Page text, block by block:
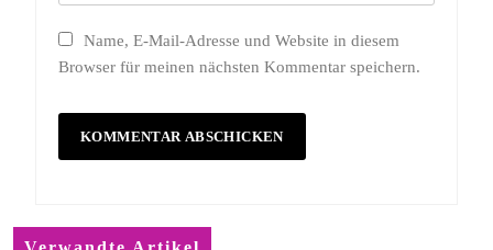
Name, E-Mail-Adresse und Website in diesem
Browser für meinen nächsten Kommentar speichern.